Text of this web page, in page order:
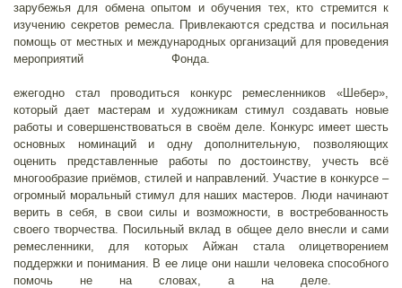
зарубежья для обмена опытом и обучения тех, кто стремится к
изучению секретов ремесла. Привлекаются средства и посильная
помощь от местных и международных организаций для проведения
мероприятий Фонда.
ежегодно стал проводиться конкурс ремесленников «Шебер»,
который дает мастерам и художникам стимул создавать новые
работы и совершенствоваться в своём деле. Конкурс имеет шесть
основных номинаций и одну дополнительную, позволяющих
оценить представленные работы по достоинству, учесть всё
многообразие приёмов, стилей и направлений. Участие в конкурсе –
огромный моральный стимул для наших мастеров. Люди начинают
верить в себя, в свои силы и возможности, в востребованность
своего творчества. Посильный вклад в общее дело внесли и сами
ремесленники, для которых Айжан стала олицетворением
поддержки и понимания. В ее лице они нашли человека способного
помочь не на словах, а на деле.